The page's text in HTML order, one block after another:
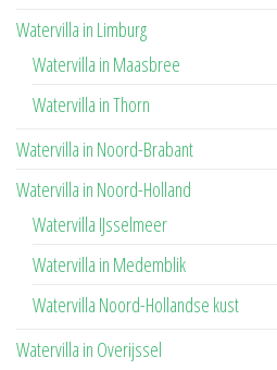
Watervilla in Limburg
Watervilla in Maasbree
Watervilla in Thorn
Watervilla in Noord-Brabant
Watervilla in Noord-Holland
Watervilla IJsselmeer
Watervilla in Medemblik
Watervilla Noord-Hollandse kust
Watervilla in Overijssel